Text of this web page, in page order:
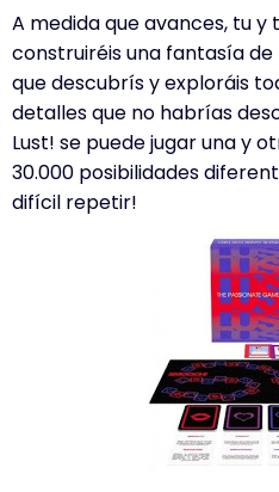
A medida que avances, tu
construiréis una fantasía
que descubrís y exploráis
detalles que no habrías
Lust! se puede jugar una y
30.000 posibilidades
difícil repetir!